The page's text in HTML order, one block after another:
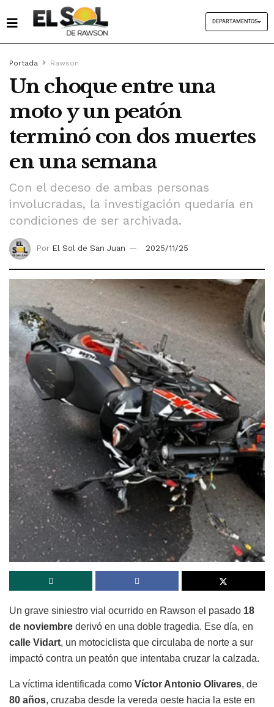
DEPARTAMENTOS
Portada Rawson
Un choque entre una
moto y un peatón
terminó con dos muertes
en una semana
Con el deceso de ambas personas
involucradas, la investigación quedaría en
condiciones de ser archivada.
Por El Sol de San Juan 2025/11/25
Un grave siniestro vial ocurrido en Rawson el pasado 18
de noviembre derivó en una doble tragedia. Ese día, en
calle Vidart, un motociclista que circulaba de norte a sur
impactó contra un peatón que intentaba cruzar la calzada.
La víctima identificada como Víctor Antonio Olivares, de
80 años, cruzaba desde la vereda oeste hacia la este en